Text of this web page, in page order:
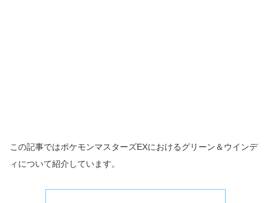
この記事ではポケモンマスターズEXにおけるグリーン＆ウインデ
ィについて紹介しています。